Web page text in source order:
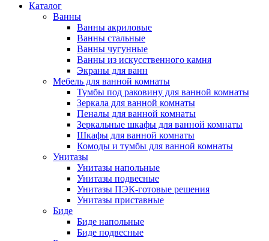
Каталог
Ванны
Ванны акриловые
Ванны стальные
Ванны чугунные
Ванны из искусственного камня
Экраны для ванн
Мебель для ванной комнаты
Тумбы под раковину для ванной комнаты
Зеркала для ванной комнаты
Пеналы для ванной комнаты
Зеркальные шкафы для ванной комнаты
Шкафы для ванной комнаты
Комоды и тумбы для ванной комнаты
Унитазы
Унитазы напольные
Унитазы подвесные
Унитазы ПЭК-готовые решения
Унитазы приставные
Биде
Биде напольные
Биде подвесные